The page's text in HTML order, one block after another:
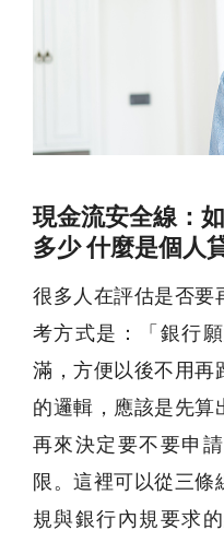
現金流安全線：
多少 什麼是個人
很多人在評估是否要
考方式是：「銀行
滿，方便以後不用再
的邏輯，應該是先算
再來決定要不要申
限。這裡可以從三條
規與銀行內規要求